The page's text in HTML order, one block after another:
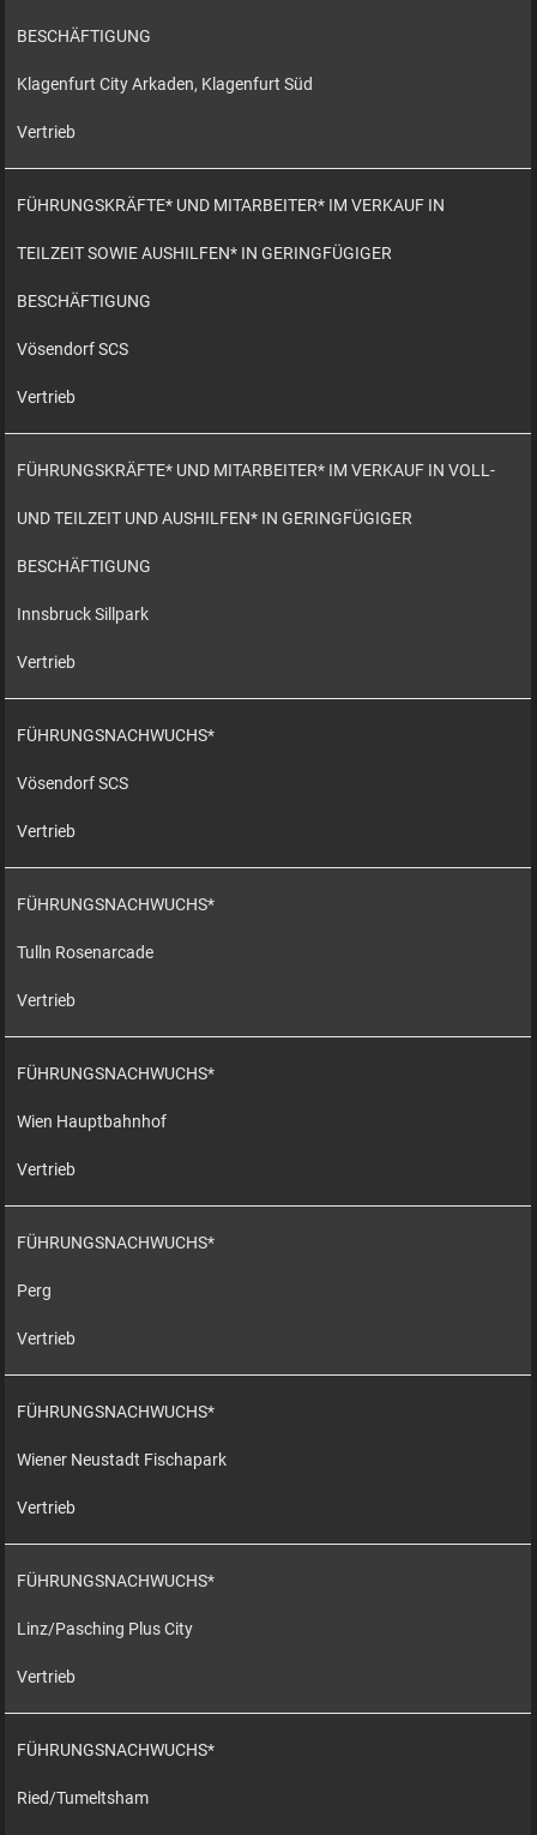
BESCHÄFTIGUNG
Klagenfurt City Arkaden, Klagenfurt Süd
Vertrieb
FÜHRUNGSKRÄFTE* UND MITARBEITER* IM VERKAUF IN
TEILZEIT SOWIE AUSHILFEN* IN GERINGFÜGIGER
BESCHÄFTIGUNG
Vösendorf SCS
Vertrieb
FÜHRUNGSKRÄFTE* UND MITARBEITER* IM VERKAUF IN VOLL-
UND TEILZEIT UND AUSHILFEN* IN GERINGFÜGIGER
BESCHÄFTIGUNG
Innsbruck Sillpark
Vertrieb
FÜHRUNGSNACHWUCHS*
Vösendorf SCS
Vertrieb
FÜHRUNGSNACHWUCHS*
Tulln Rosenarcade
Vertrieb
FÜHRUNGSNACHWUCHS*
Wien Hauptbahnhof
Vertrieb
FÜHRUNGSNACHWUCHS*
Perg
Vertrieb
FÜHRUNGSNACHWUCHS*
Wiener Neustadt Fischapark
Vertrieb
FÜHRUNGSNACHWUCHS*
Linz/Pasching Plus City
Vertrieb
FÜHRUNGSNACHWUCHS*
Ried/Tumeltsham